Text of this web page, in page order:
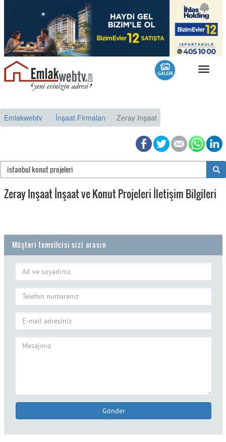
Toggle
Emlakwebtv İnşaat Firmaları Zeray Inşaat
Zeray Inşaat İnşaat ve Konut Projeleri İletişim Bilgileri
Müşteri temsilcisi sizi arasın
Gönder